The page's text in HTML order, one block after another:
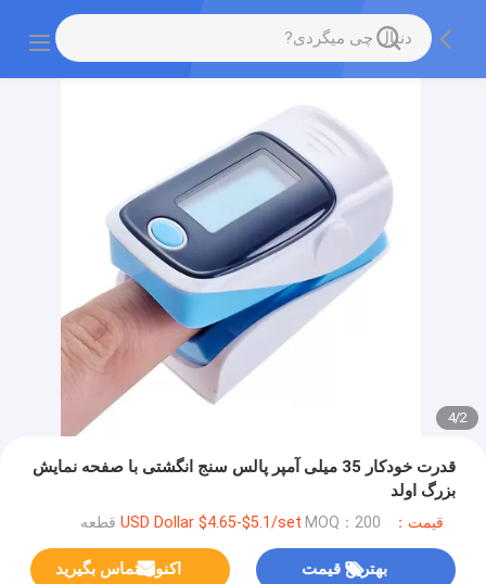
2
/
4
قدرت خودکار 35 میلی آمپر پالس سنج انگشتی با صفحه نمایش
بزرگ اولد
قیمت：USD Dollar $4.65-$5.1/set MOQ：200 قطعه
بهترین قیمت اکنون تماس بگیرید